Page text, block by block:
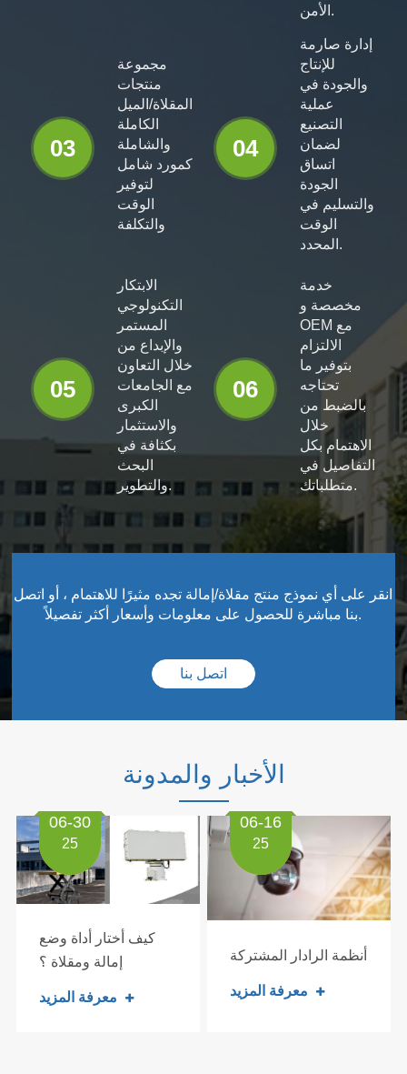
الأمن.
03
مجموعة
منتجات
المقلاة/الميل
الكاملة
والشاملة
كمورد شامل
لتوفير
الوقت
والتكلفة
04
إدارة صارمة
للإنتاج
والجودة في
عملية
التصنيع
لضمان
اتساق
الجودة
والتسليم في
الوقت
المحدد.
05
الابتكار
التكنولوجي
المستمر
والإبداع من
خلال التعاون
مع الجامعات
الكبرى
والاستثمار
بكثافة في
البحث
والتطوير.
06
خدمة
مخصصة و
OEM مع
الالتزام
بتوفير ما
تحتاجه
بالضبط من
خلال
الاهتمام بكل
التفاصيل في
متطلباتك.
انقر على أي نموذج منتج مقلاة/إمالة تجده مثيرًا للاهتمام ، أو اتصل
بنا مباشرة للحصول على معلومات وأسعار أكثر تفصيلاً.
اتصل بنا
الأخبار والمدونة
06-30
25
كيف أختار أداة وضع
إمالة ومقلاة ؟
06-16
25
أنظمة الرادار المشتركة